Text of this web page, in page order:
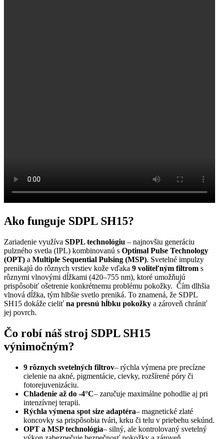
Ako funguje SDPL SH15?
Zariadenie využíva SDPL technológiu – najnovšiu generáciu
pulzného svetla (IPL) kombinovanú s Optimal Pulse Technology
(OPT) a Multiple Sequential Pulsing (MSP). Svetelné impulzy
prenikajú do rôznych vrstiev kože vďaka 9 voliteľným filtrom s
rôznymi vlnovými dĺžkami (420–755 nm), ktoré umožňujú
prispôsobiť ošetrenie konkrétnemu problému pokožky. Čím dlhšia
vlnová dĺžka, tým hlbšie svetlo preniká. To znamená, že SDPL
SH15 dokáže cieliť na presnú hĺbku pokožky a zároveň chrániť
jej povrch.
Čo robí náš stroj SDPL SH15
výnimočným?
9 rôznych svetelných filtrov– rýchla výmena pre precízne
cielenie na akné, pigmentácie, cievky, rozšírené póry či
fotorejuvenizáciu.
Chladenie až do -4°C– zaručuje maximálne pohodlie aj pri
intenzívnej terapii.
Rýchla výmena spot size adaptéra– magnetické zlaté
koncovky sa prispôsobia tvári, krku či telu v priebehu sekúnd.
OPT a MSP technológia– silný, ale kontrolovaný svetelný